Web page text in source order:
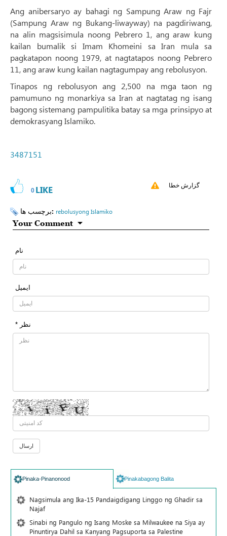
Ang anibersaryo ay bahagi ng Sampung Araw ng Fajr
(Sampung Araw ng Bukang-liwayway) na pagdiriwang,
na alin magsisimula noong Pebrero 1, ang araw kung
kailan bumalik si Imam Khomeini sa Iran mula sa
pagkatapon noong 1979, at nagtatapos noong Pebrero
11, ang araw kung kailan nagtagumpay ang rebolusyon.
Tinapos ng rebolusyon ang 2,500 na mga taon ng
pamumuno ng monarkiya sa Iran at nagtatag ng isang
bagong sistemang pampulitika batay sa mga prinsipyo at
demokrasyang Islamiko.
3487151
0 LIKE گزارش خطا
برچسب ها: rebolusyong Islamiko
Your Comment
نام
ایمیل
* نظر
Pinaka-Pinanonood Pinakabagong Balita
Nagsimula ang Ika-15 Pandaigdigang Linggo ng Ghadir sa
Najaf
Sinabi ng Pangulo ng Isang Moske sa Milwaukee na Siya ay
Pinuntirya Dahil sa Kanyang Pagsuporta sa Palestine